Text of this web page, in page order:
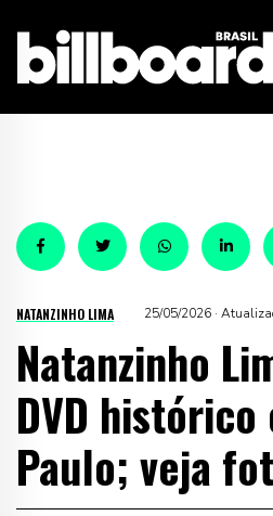
NATANZINHO LIMA 25/05/2026 ·
Natanzinho
DVD histórico
Paulo; veja